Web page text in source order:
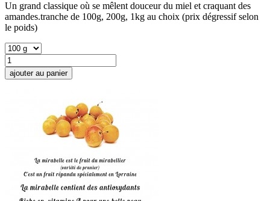
Un grand classique où se mêlent douceur du miel et craquant des
amandes.tranche de 100g, 200g, 1kg au choix (prix dégressif selon
le poids)
ajouter au panier